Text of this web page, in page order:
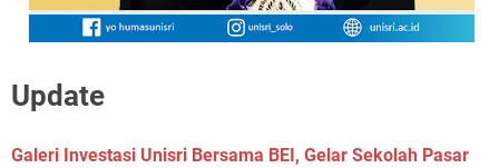
Update
Galeri Investasi Unisri Bersama BEI, Gelar Sekolah Pasar